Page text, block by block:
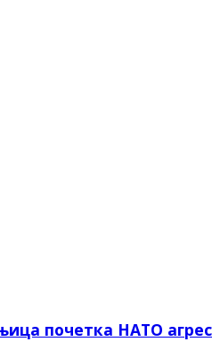
почетка НАТО